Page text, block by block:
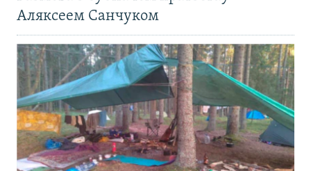
Аляксеем Санчуком